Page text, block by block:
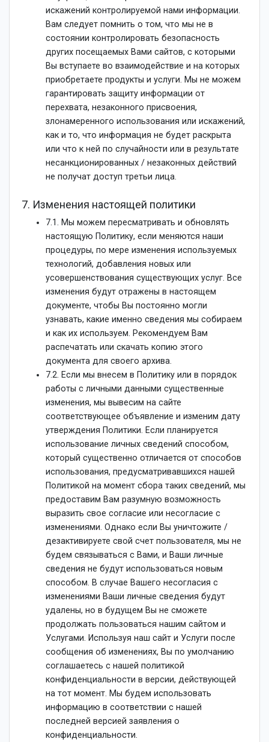
искажений контролируемой нами информации.
Вам следует помнить о том, что мы не в
состоянии контролировать безопасность
других посещаемых Вами сайтов, с которыми
Вы вступаете во взаимодействие и на которых
приобретаете продукты и услуги. Мы не можем
гарантировать защиту информации от
перехвата, незаконного присвоения,
злонамеренного использования или искажений,
как и то, что информация не будет раскрыта
или что к ней по случайности или в результате
несанкционированных / незаконных действий
не получат доступ третьи лица.
7. Изменения настоящей политики
7.1. Мы можем пересматривать и обновлять
настоящую Политику, если меняются наши
процедуры, по мере изменения используемых
технологий, добавления новых или
усовершенствования существующих услуг. Все
изменения будут отражены в настоящем
документе, чтобы Вы постоянно могли
узнавать, какие именно сведения мы собираем
и как их используем. Рекомендуем Вам
распечатать или скачать копию этого
документа для своего архива.
7.2. Если мы внесем в Политику или в порядок
работы с личными данными существенные
изменения, мы вывесим на сайте
соответствующее объявление и изменим дату
утверждения Политики. Если планируется
использование личных сведений способом,
который существенно отличается от способов
использования, предусматривавшихся нашей
Политикой на момент сбора таких сведений, мы
предоставим Вам разумную возможность
выразить свое согласие или несогласие с
изменениями. Однако если Вы уничтожите /
дезактивируете свой счет пользователя, мы не
будем связываться с Вами, и Ваши личные
сведения не будут использоваться новым
способом. В случае Вашего несогласия с
изменениями Ваши личные сведения будут
удалены, но в будущем Вы не сможете
продолжать пользоваться нашим сайтом и
Услугами. Используя наш сайт и Услуги после
сообщения об изменениях, Вы по умолчанию
соглашаетесь с нашей политикой
конфиденциальности в версии, действующей
на тот момент. Мы будем использовать
информацию в соответствии с нашей
последней версией заявления о
конфиденциальности.